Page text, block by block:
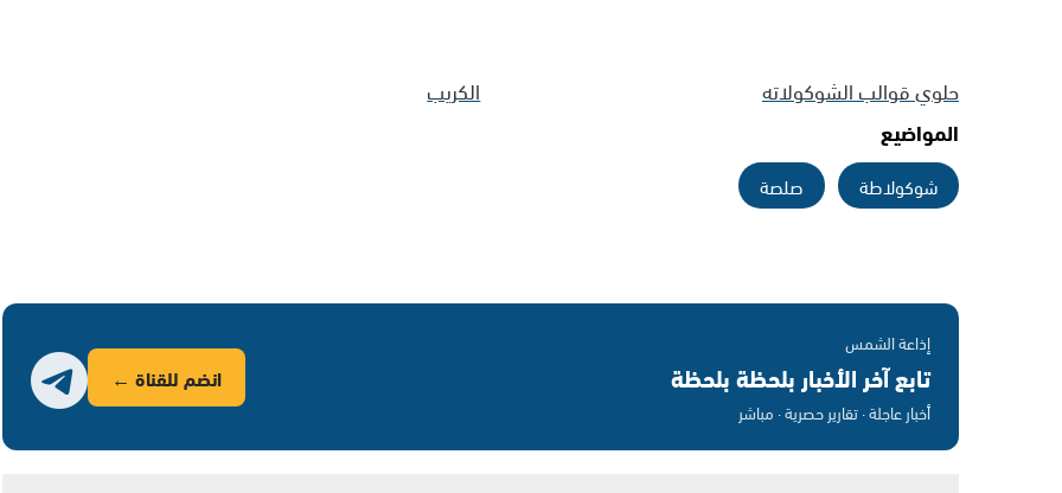
حلوي قوالب الشوكولاته
الكريب
المواضيع
شوكولاطة صلصة
إذاعة الشمس
تابع آخر الأخبار بلحظة بلحظة
أخبار عاجلة · تقارير حصرية · مباشر
انضم للقناة ←